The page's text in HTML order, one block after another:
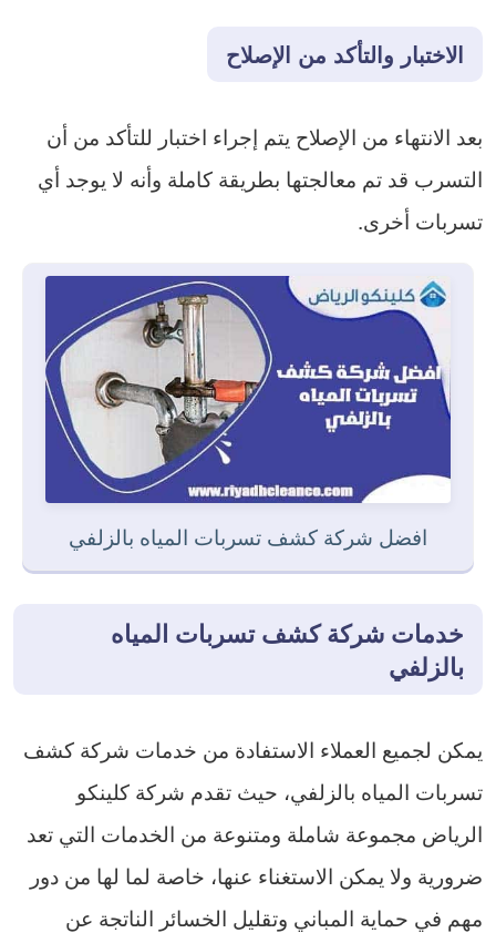
الاختبار والتأكد من الإصلاح
بعد الانتهاء من الإصلاح يتم إجراء اختبار للتأكد من أن
التسرب قد تم معالجتها بطريقة كاملة وأنه لا يوجد أي
تسربات أخرى.
افضل شركة كشف تسربات المياه بالزلفي
خدمات شركة كشف تسربات المياه
بالزلفي
يمكن لجميع العملاء الاستفادة من خدمات شركة كشف
تسربات المياه بالزلفي، حيث تقدم شركة كلينكو
الرياض مجموعة شاملة ومتنوعة من الخدمات التي تعد
ضرورية ولا يمكن الاستغناء عنها، خاصة لما لها من دور
مهم في حماية المباني وتقليل الخسائر الناتجة عن